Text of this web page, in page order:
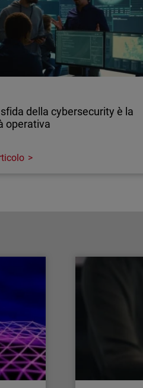
della cybersecurity è la
operativa
cybersecurity. Analizziamo le
questo cambiamento e come